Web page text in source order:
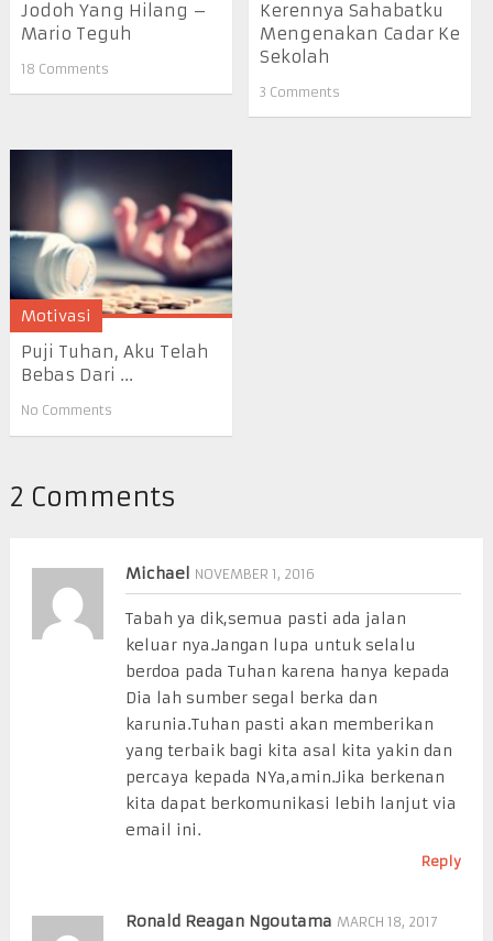
Jodoh Yang Hilang –
Mario Teguh
18 Comments
Kerennya Sahabatku
Mengenakan Cadar Ke
Sekolah
3 Comments
Motivasi
Puji Tuhan, Aku Telah
Bebas Dari ...
No Comments
2 Comments
Michael NOVEMBER 1, 2016
Tabah ya dik,semua pasti ada jalan
keluar nya.Jangan lupa untuk selalu
berdoa pada Tuhan karena hanya kepada
Dia lah sumber segal berka dan
karunia.Tuhan pasti akan memberikan
yang terbaik bagi kita asal kita yakin dan
percaya kepada NYa,amin.Jika berkenan
kita dapat berkomunikasi lebih lanjut via
email ini.
Reply
Ronald Reagan Ngoutama MARCH 18, 2017